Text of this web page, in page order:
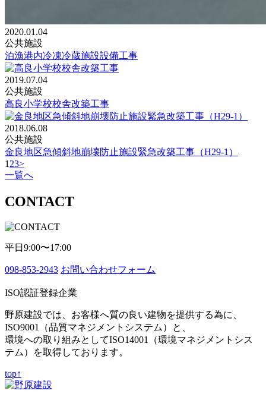
2020.01.04
公共施設
泊漁港内冷凍冷蔵施設設備工事
2019.07.04
公共施設
高良小学校校舎改築工事
2018.06.08
公共施設
金良地区急傾斜地崩壊防止施設緊急改築工事（H29-1）
1 23>
一覧へ
CONTACT
平日9:00〜17:00
098-853-2943 お問い合わせフォーム
ISO認証登録企業
野原建設では、お客様へ質の良い建物を提供する為に、
ISO9001（品質マネジメントシステム）と、
環境への取り組みとしてISO14001（環境マネジメントシス
テム）を取得しております。
top↑